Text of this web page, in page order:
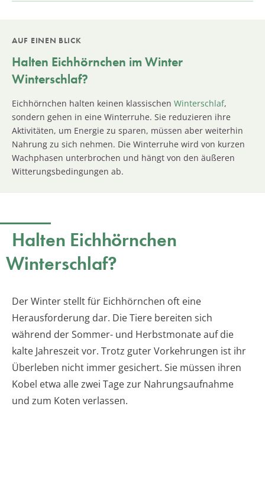
AUF EINEN BLICK
Halten Eichhörnchen im Winter
Winterschlaf?
Eichhörnchen halten keinen klassischen Winterschlaf,
sondern gehen in eine Winterruhe. Sie reduzieren ihre
Aktivitäten, um Energie zu sparen, müssen aber weiterhin
Nahrung zu sich nehmen. Die Winterruhe wird von kurzen
Wachphasen unterbrochen und hängt von den äußeren
Witterungsbedingungen ab.
Halten Eichhörnchen
Winterschlaf?
Der Winter stellt für Eichhörnchen oft eine
Herausforderung dar. Die Tiere bereiten sich
während der Sommer- und Herbstmonate auf die
kalte Jahreszeit vor. Trotz guter Vorkehrungen ist ihr
Überleben nicht immer gesichert. Sie müssen ihren
Kobel etwa alle zwei Tage zur Nahrungsaufnahme
und zum Koten verlassen.